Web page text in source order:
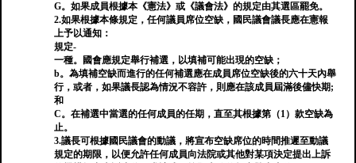
G。如果成員根據本《憲法》或《議會法》的規定由其選區罷免。
2.如果根據本條規定，任何議員席位空缺，國民議會議長應在憲報
上予以通知：
規定-
一種。國會應規定舉行補選，以填補可能出現的空缺；
b。為填補空缺而進行的任何補選應在成員席位空缺後的六十天內舉
行，或者，如果議長認為情況不容許，則應在該成員屆滿後儘快期;
和
C。在補選中當選的任何成員的任期，直至其根據第（1）款空缺為
止。
3.議長可根據國民議會的動議，將宣布空缺席位的時間推遲至動議
規定的期限，以便允許任何成員向法院或其他對某項決定提出上訴